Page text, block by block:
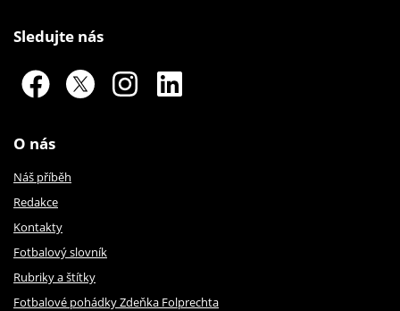
Sledujte nás
O nás
Náš příběh
Redakce
Kontakty
Fotbalový slovník
Rubriky a štítky
Fotbalové pohádky Zdeňka Folprechta